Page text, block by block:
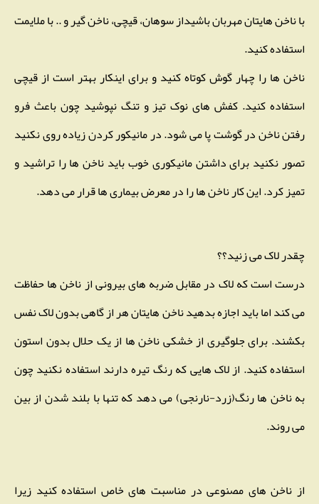
با ناخن هایتان مهربان باشیداز سوهان، قیچی، ناخن گیر و .. با ملایمت
استفاده کنید.
ناخن ها را چهار گوش کوتاه کنید و برای اینکار بهتر است از قیچی
استفاده کنید. کفش های نوک تیز و تنگ نپوشید چون باعث فرو
رفتن ناخن در گوشت پا می شود. در مانیکور کردن زیاده روی نکنید
تصور نکنید برای داشتن مانیکوری خوب باید ناخن ها را تراشید و
تمیز کرد. این کار ناخن ها را در معرض بیماری ها قرار می دهد.
چقدر لاک می زنید؟؟
درست است که لاک در مقابل ضربه های بیرونی از ناخن ها حفاظت
می کند اما باید اجازه بدهید ناخن هایتان هر از گاهی بدون لاک نفس
بکشند. برای جلوگیری از خشکی ناخن ها از یک حلال بدون استون
استفاده کنید. از لاک هایی که رنگ تیره دارند استفاده نکنید چون
به ناخن ها رنگ(زرد-نارنجی) می دهد که تنها با بلند شدن از بین
می روند.
از ناخن های مصنوعی در مناسبت های خاص استفاده کنید زیرا